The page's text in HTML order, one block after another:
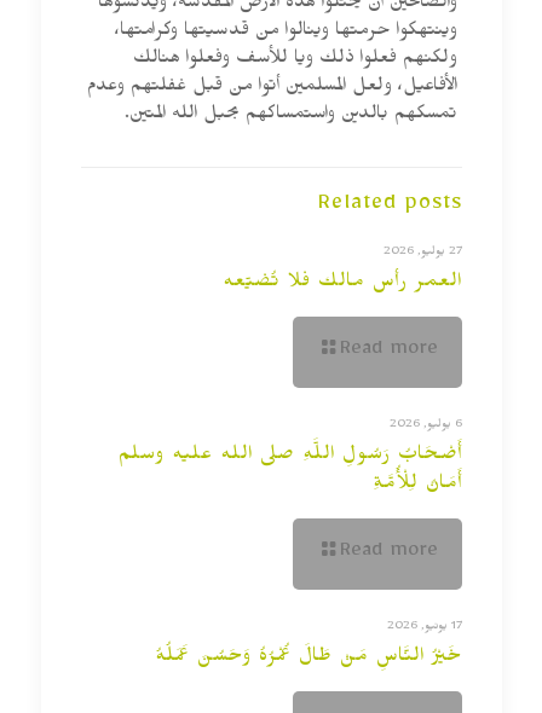
والصالحين أن يحتلوا هذه الأرض المقدسة، ويدنسوها
وينتهكوا حرمتها وينالوا من قدسيتها وكرامتها،
ولكنهم فعلوا ذلك ويا للأسف وفعلوا هنالك
الأفاعيل، ولعل المسلمين أتوا من قبل غفلتهم وعدم
تمسكهم بالدين واستمساكهم بحبل الله المتين.
Related posts
27 يوليو, 2026
العمر رأس مالك فلا تُضيّعه
Read more
6 يوليو, 2026
أَصْحَابُ رَسُولِ اللَّهِ صلى الله عليه وسلم
أَمَانٌ لِلْأُمَّةِ
Read more
17 يونيو, 2026
خَيْرُ النَّاسِ مَنْ طَالَ عُمْرُهُ وَحَسُنَ عَمَلُهُ